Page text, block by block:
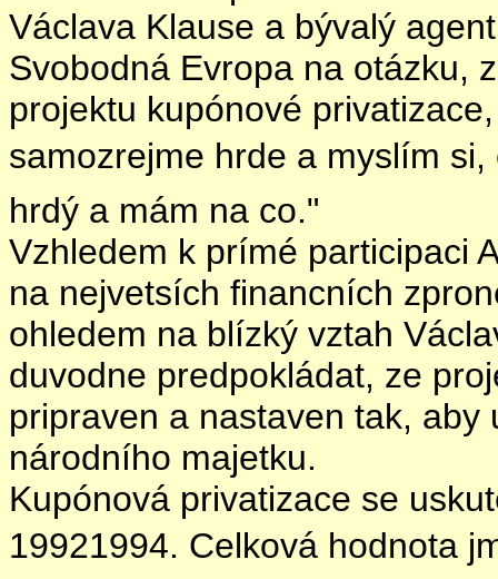
Václava Klause a bývalý
Svobodná Evropa na otázku,
projektu kupónové
samozrejme hrde a myslím si,
hrdý a mám na co."
Vzhledem k prímé participaci
na nejvetsích financních
ohledem na blízký vztah
duvodne predpokládat, ze
pripraven a nastaven tak,
národního majetku.
Kupónová privatizace se
19921994. Celková hodnota